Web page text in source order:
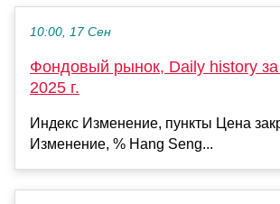
10:00, 17 Сен
Фондовый рынок, Daily history за
2025 г.
Индекс Изменение, пункты Цена
Изменение, % Hang Seng...